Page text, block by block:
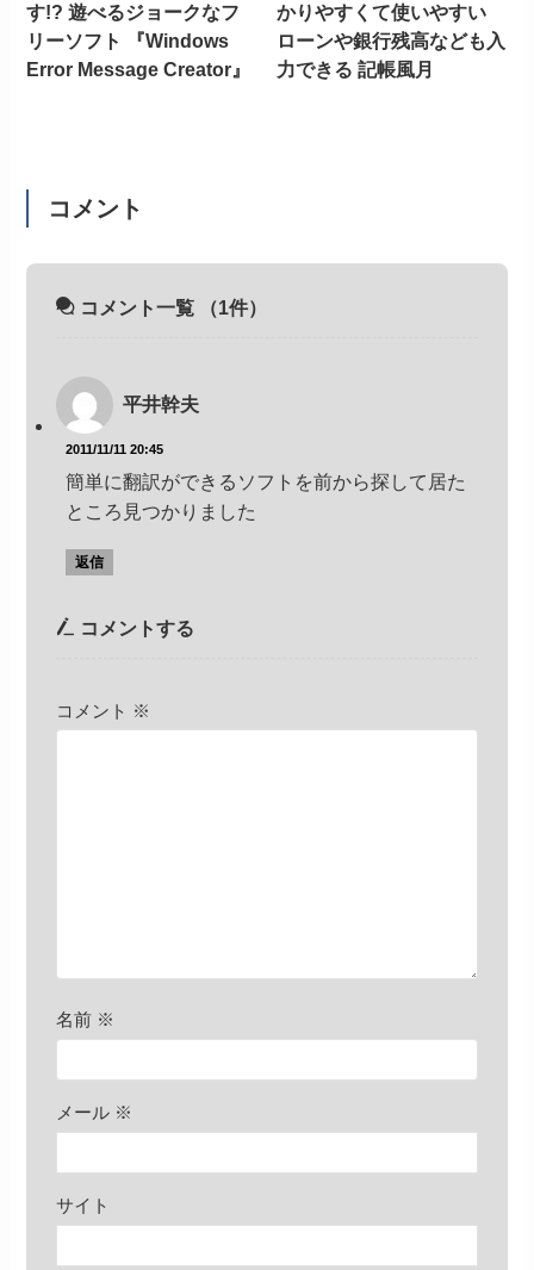
す!? 遊べるジョークなフ
リーソフト 『Windows
Error Message Creator』
かりやすくて使いやすい
ローンや銀行残高なども入
力できる 記帳風月
コメント
コメント一覧 （1件）
平井幹夫
2011/11/11 20:45
簡単に翻訳ができるソフトを前から探して居た
ところ見つかりました
返信
コメントする
コメント ※
名前 ※
メール ※
サイト